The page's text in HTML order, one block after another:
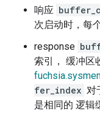
响应
次启动时，每
response
索引， 缓冲区
fer_index 对
是相同的 逻辑